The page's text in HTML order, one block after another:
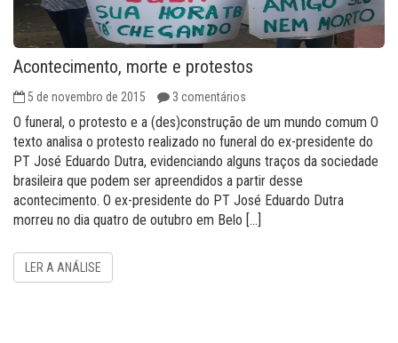
Acontecimento, morte e protestos
5 de novembro de 2015 3 comentários
O funeral, o protesto e a (des)construção de um mundo comum O
texto analisa o protesto realizado no funeral do ex-presidente do
PT José Eduardo Dutra, evidenciando alguns traços da sociedade
brasileira que podem ser apreendidos a partir desse
acontecimento. O ex-presidente do PT José Eduardo Dutra
morreu no dia quatro de outubro em Belo […]
LER A ANÁLISE